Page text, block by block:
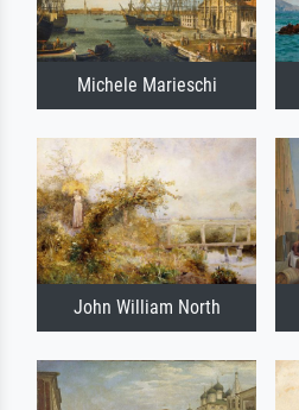
Michele Marieschi
John William North